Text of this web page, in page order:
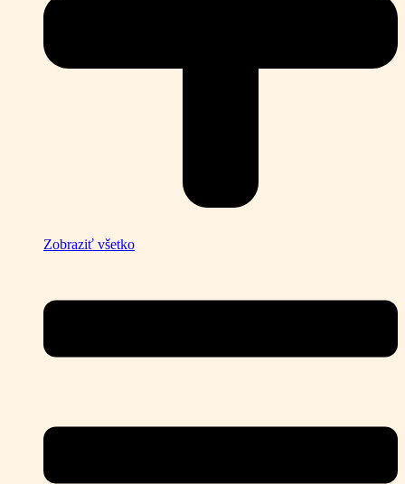
Zobraziť všetko